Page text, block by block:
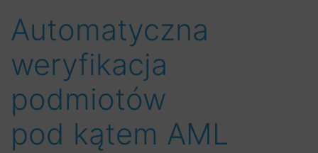
Automatyczna
weryfikacja
podmiotów
pod kątem AML